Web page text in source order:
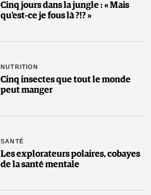
Cinq jours dans la jungle : « Mais
qu’est-ce je fous là ?!? »
NUTRITION
Cinq insectes que tout le monde
peut manger
SANTÉ
Les explorateurs polaires, cobayes
de la santé mentale